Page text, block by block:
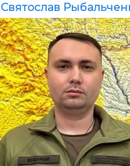
Святослав